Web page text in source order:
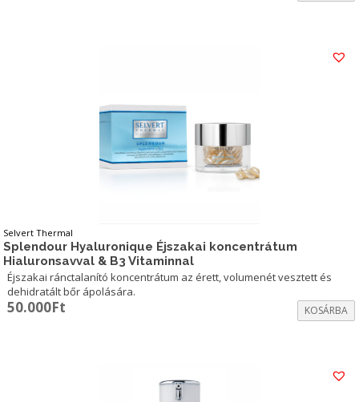
Selvert Thermal
Splendour Hyaluronique Éjszakai koncentrátum
Hialuronsavval & B3 Vitaminnal
Éjszakai ránctalanító koncentrátum az érett, volumenét vesztett és
dehidratált bőr ápolására.
50.000Ft KOSÁRBA